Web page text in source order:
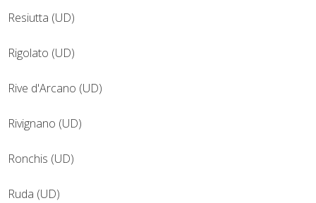
Resiutta (UD)
Rigolato (UD)
Rive d'Arcano (UD)
Rivignano (UD)
Ronchis (UD)
Ruda (UD)